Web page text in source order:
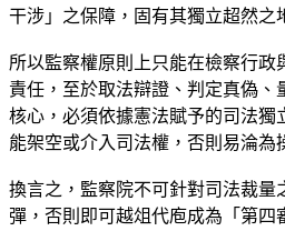
干涉」之保障，固有其獨立超然之
所以監察權原則上只能在檢察行政
責任，至於取法辯證、判定真偽、
核心，必須依據憲法賦予的司法獨
能架空或介入司法權，否則易淪為
換言之，監察院不可針對司法裁量
彈，否則即可越俎代庖成為「第四